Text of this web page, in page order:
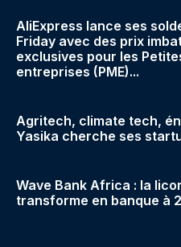
AliExpress lance ses
Friday avec des prix
exclusives pour les
entreprises (PME)...
Agritech, climate tech,
Yasika cherche ses
Wave Bank Africa : la
transforme en banque à